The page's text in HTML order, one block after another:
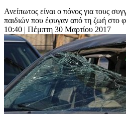
Ανείπωτος είναι ο πόνος για τους
παιδιών που έφυγαν από τη ζωή στο
10:40 | Πέμπτη 30 Μαρτίου 2017